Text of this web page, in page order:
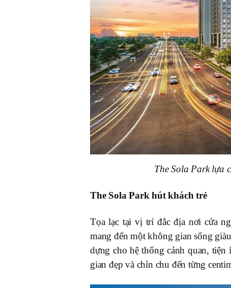
The Sola Park lựa
The Sola Park hút khách trẻ
Tọa lạc tại vị trí đắc địa nơi cửa
mang đến một không gian sống
dựng cho hệ thống cảnh quan,
gian đẹp và chỉn chu đến từng